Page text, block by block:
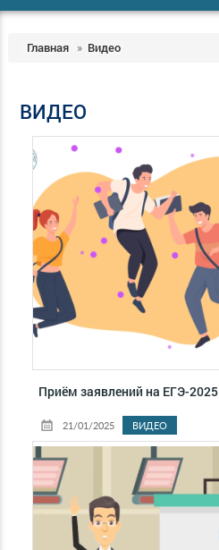
Главная » Видео
ВИДЕО
Приём заявлений на ЕГЭ-2025
21/01/2025 ВИДЕО